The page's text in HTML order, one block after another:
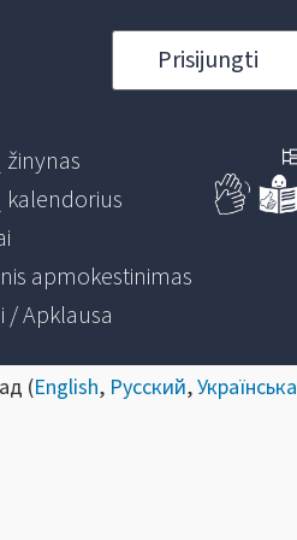
Prisijungti
žinynas
kalendorius
apmokestinimas
/ Apklausa
(English, Русский,Українська